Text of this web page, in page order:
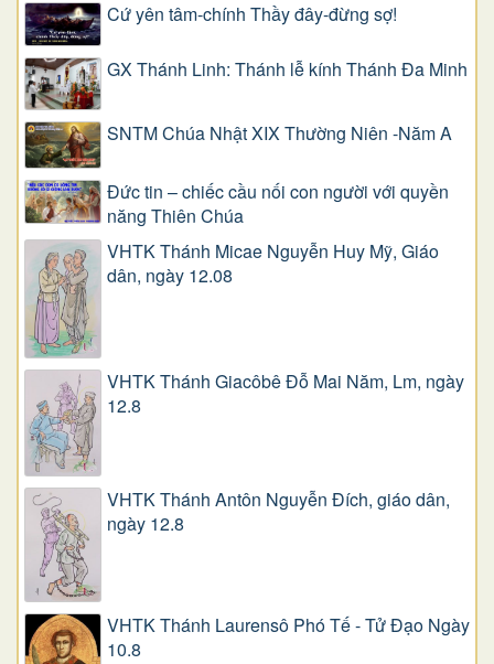
Cứ yên tâm-chính Thầy đây-đừng sợ!
GX Thánh Linh: Thánh lễ kính Thánh Đa Minh
SNTM Chúa Nhật XIX Thường Niên -Năm A
Đức tin – chiếc cầu nối con người với quyền
năng Thiên Chúa
VHTK Thánh Micae Nguyễn Huy Mỹ, Giáo
dân, ngày 12.08
VHTK Thánh Giacôbê Ðỗ Mai Năm, Lm, ngày
12.8
VHTK Thánh Antôn Nguyễn Ðích, giáo dân,
ngày 12.8
VHTK Thánh Laurensô Phó Tế - Tử Đạo Ngày
10.8